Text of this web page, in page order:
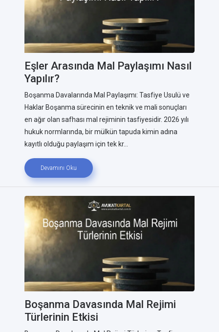
Eşler Arasında Mal Paylaşımı Nasıl
Yapılır?
Boşanma Davalarında Mal Paylaşımı: Tasfiye Usulü ve
Haklar Boşanma sürecinin en teknik ve mali sonuçları
en ağır olan safhası mal rejiminin tasfiyesidir. 2026 yılı
hukuk normlarında, bir mülkün tapuda kimin adına
kayıtlı olduğu paylaşım için tek kr...
Devamını Oku
Boşanma Davasında Mal Rejimi
Türlerinin Etkisi